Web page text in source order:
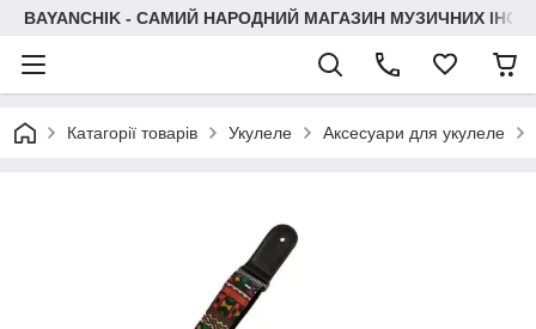
BAYANCHIK - САМИЙ НАРОДНИЙ МАГАЗИН МУЗИЧНИХ
Катагорії товарів Укулеле Аксесуари для укулеле